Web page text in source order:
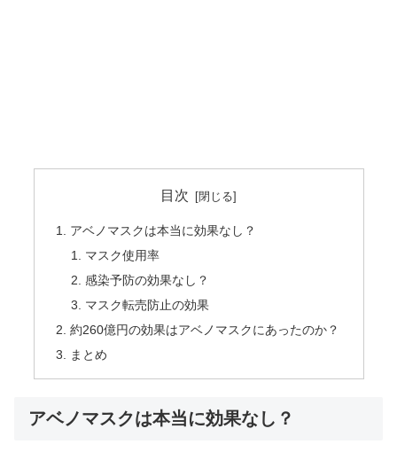
目次
アベノマスクは本当に効果なし？
マスク使用率
感染予防の効果なし？
マスク転売防止の効果
約260億円の効果はアベノマスクにあったのか？
まとめ
アベノマスクは本当に効果なし？